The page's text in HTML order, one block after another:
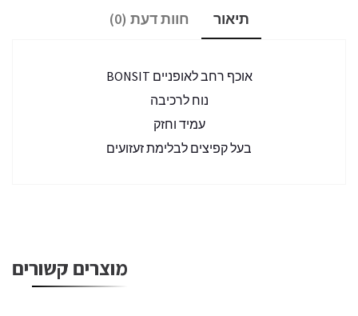
תיאור חוות דעת (0)
אוכף רחב לאופניים BONSIT
נוח לרכיבה
עמיד וחזק
בעל קפיצים לבלימת זעזועים
מוצרים קשורים